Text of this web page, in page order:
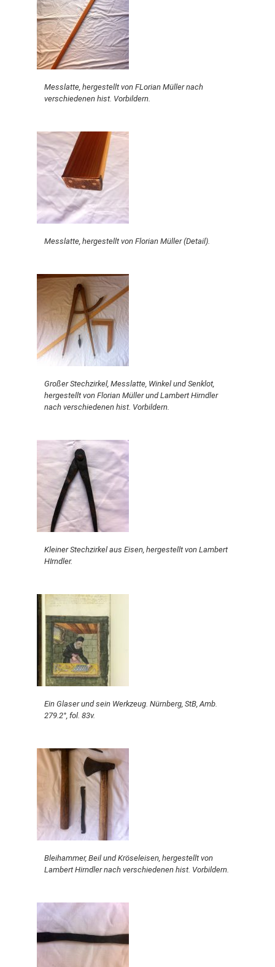
Messlatte, hergestellt von FLorian Müller nach
verschiedenen hist. Vorbildern.
Messlatte, hergestellt von Florian Müller (Detail).
Großer Stechzirkel, Messlatte, Winkel und Senklot,
hergestellt von Florian Müller und Lambert Hirndler
nach verschiedenen hist. Vorbildern.
Kleiner Stechzirkel aus Eisen, hergestellt von Lambert
HIrndler.
Ein Glaser und sein Werkzeug. Nürnberg, StB, Amb.
279.2°, fol. 83v.
Bleihammer, Beil und Kröseleisen, hergestellt von
Lambert Hirndler nach verschiedenen hist. Vorbildern.